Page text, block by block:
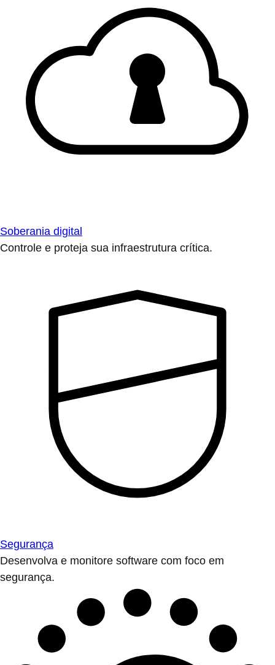
Soberania digital
Controle e proteja sua infraestrutura crítica.
Segurança
Desenvolva e monitore software com foco em
segurança.